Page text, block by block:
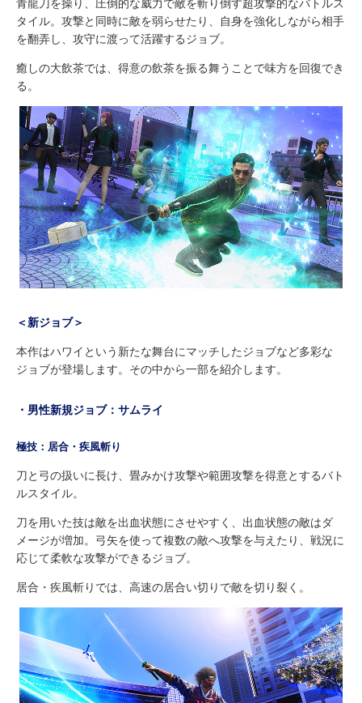
青龍刀を操り、圧倒的な威力で敵を斬り倒す超攻撃的なバトルス
タイル。攻撃と同時に敵を弱らせたり、自身を強化しながら相手
を翻弄し、攻守に渡って活躍するジョブ。
癒しの大飲茶では、得意の飲茶を振る舞うことで味方を回復でき
る。
＜新ジョブ＞
本作はハワイという新たな舞台にマッチしたジョブなど多彩な
ジョブが登場します。その中から一部を紹介します。
・男性新規ジョブ：サムライ
極技：居合・疾風斬り
刀と弓の扱いに長け、畳みかけ攻撃や範囲攻撃を得意とするバト
ルスタイル。
刀を用いた技は敵を出血状態にさせやすく、出血状態の敵はダ
メージが増加。弓矢を使って複数の敵へ攻撃を与えたり、戦況に
応じて柔軟な攻撃ができるジョブ。
居合・疾風斬りでは、高速の居合い切りで敵を切り裂く。